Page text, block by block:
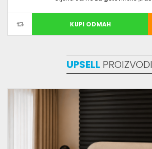
KUPI ODMAH
UPSELL PROIZVODI